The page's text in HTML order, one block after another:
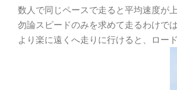
数人で同じペースで走ると平均速度が上
勿論スピードのみを求めて走るわけで
より楽に遠くへ走りに行けると、ロー